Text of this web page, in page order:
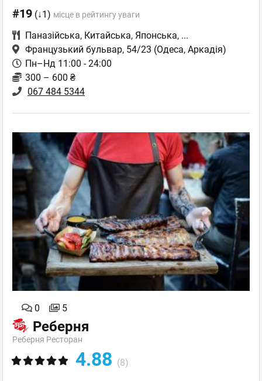
#19 (↓1) місце в рейтингу уваги
Паназійська, Китайська, Японська, ...
Французький бульвар, 54/23 (Одеса, Аркадія)
Пн–Нд 11:00 - 24:00
300 – 600 ₴
067 484 5344
0 5
Реберня
Реберня Ресторан
4.88 (8)